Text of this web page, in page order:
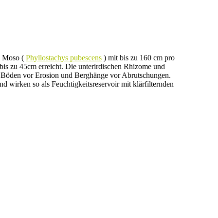
Moso ( Phyllostachys pubescens ) mit bis zu 160 cm pro
zu 45cm erreicht. Die unterirdischen Rhizome und
vor Erosion und Berghänge vor Abrutschungen.
wirken so als Feuchtigkeitsreservoir mit klärfilternden